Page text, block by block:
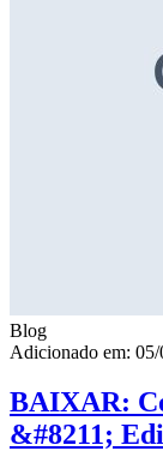
Blog
Adicionado em:
BAIXAR:
&#8211;